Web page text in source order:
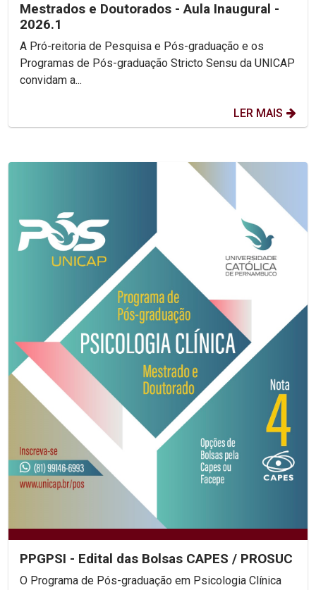
Mestrados e Doutorados - Aula Inaugural -
2026.1
A Pró-reitoria de Pesquisa e Pós-graduação e os
Programas de Pós-graduação Stricto Sensu da UNICAP
convidam a...
LER MAIS
PPGPSI - Edital das Bolsas CAPES / PROSUC
O Programa de Pós-graduação em Psicologia Clínica